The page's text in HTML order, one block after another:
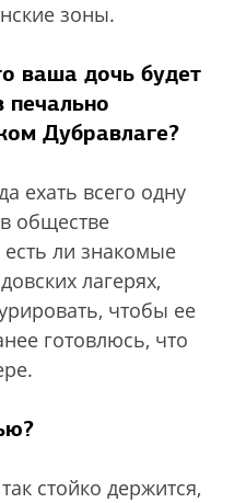
зоны.
ваша дочь будет
Дубравлаге?
ехать всего одну
обществе
ли знакомые
лагерях,
чтобы ее
готовлюсь, что
стойко держится,